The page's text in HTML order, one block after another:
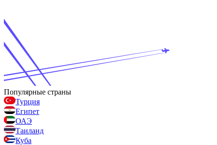
Популярные страны
Турция
Египет
ОАЭ
Таиланд
Куба